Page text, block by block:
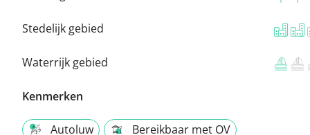
Stedelijk gebied
Waterrijk gebied
Kenmerken
Autoluw
Bereikbaar met OV